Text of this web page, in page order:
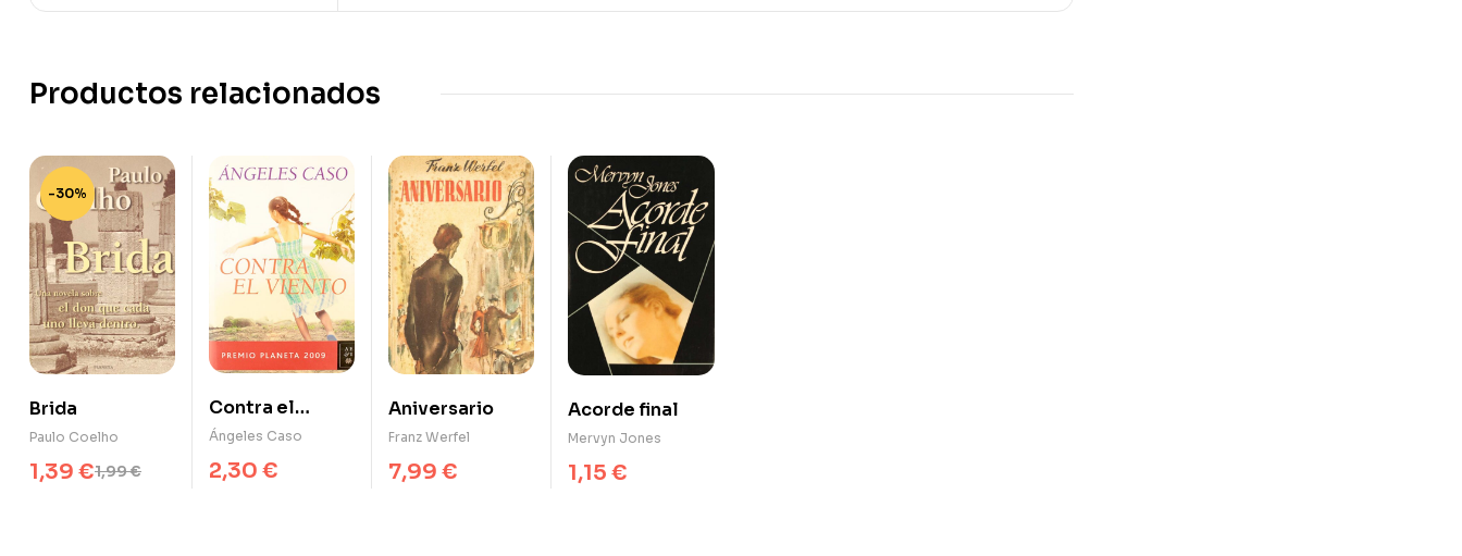
Productos relacionados
-30%
Brida
Paulo Coelho
1,99€
1,39 €
Contra el
viento
Ángeles Caso
2,30 €
Aniversario
Franz Werfel
7,99 €
Acorde final
Mervyn Jones
1,15 €